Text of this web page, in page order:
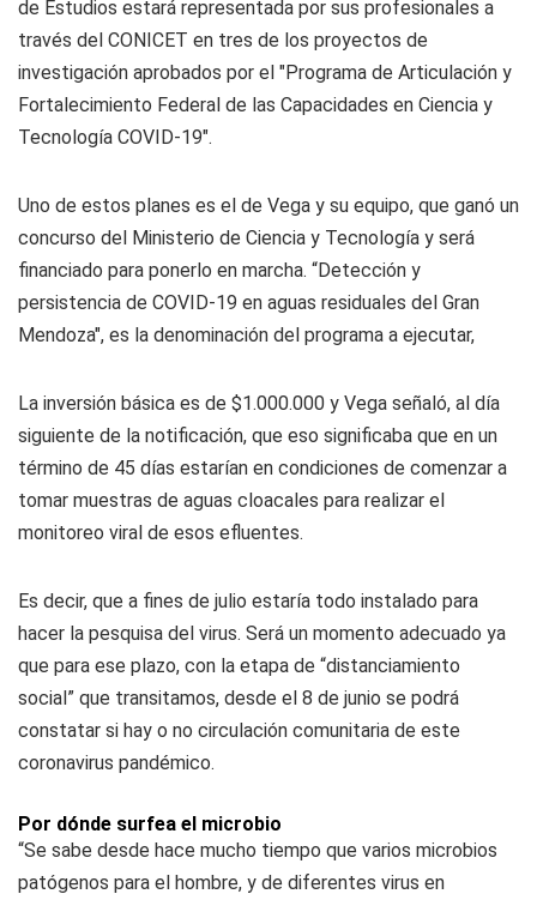
de Estudios estará representada por sus profesionales a
través del CONICET en tres de los proyectos de
investigación aprobados por el "Programa de Articulación y
Fortalecimiento Federal de las Capacidades en Ciencia y
Tecnología COVID-19".
Uno de estos planes es el de Vega y su equipo, que ganó un
concurso del Ministerio de Ciencia y Tecnología y será
financiado para ponerlo en marcha. “Detección y
persistencia de COVID-19 en aguas residuales del Gran
Mendoza", es la denominación del programa a ejecutar,
La inversión básica es de $1.000.000 y Vega señaló, al día
siguiente de la notificación, que eso significaba que en un
término de 45 días estarían en condiciones de comenzar a
tomar muestras de aguas cloacales para realizar el
monitoreo viral de esos efluentes.
Es decir, que a fines de julio estaría todo instalado para
hacer la pesquisa del virus. Será un momento adecuado ya
que para ese plazo, con la etapa de “distanciamiento
social” que transitamos, desde el 8 de junio se podrá
constatar si hay o no circulación comunitaria de este
coronavirus pandémico.
Por dónde surfea el microbio
“Se sabe desde hace mucho tiempo que varios microbios
patógenos para el hombre, y de diferentes virus en